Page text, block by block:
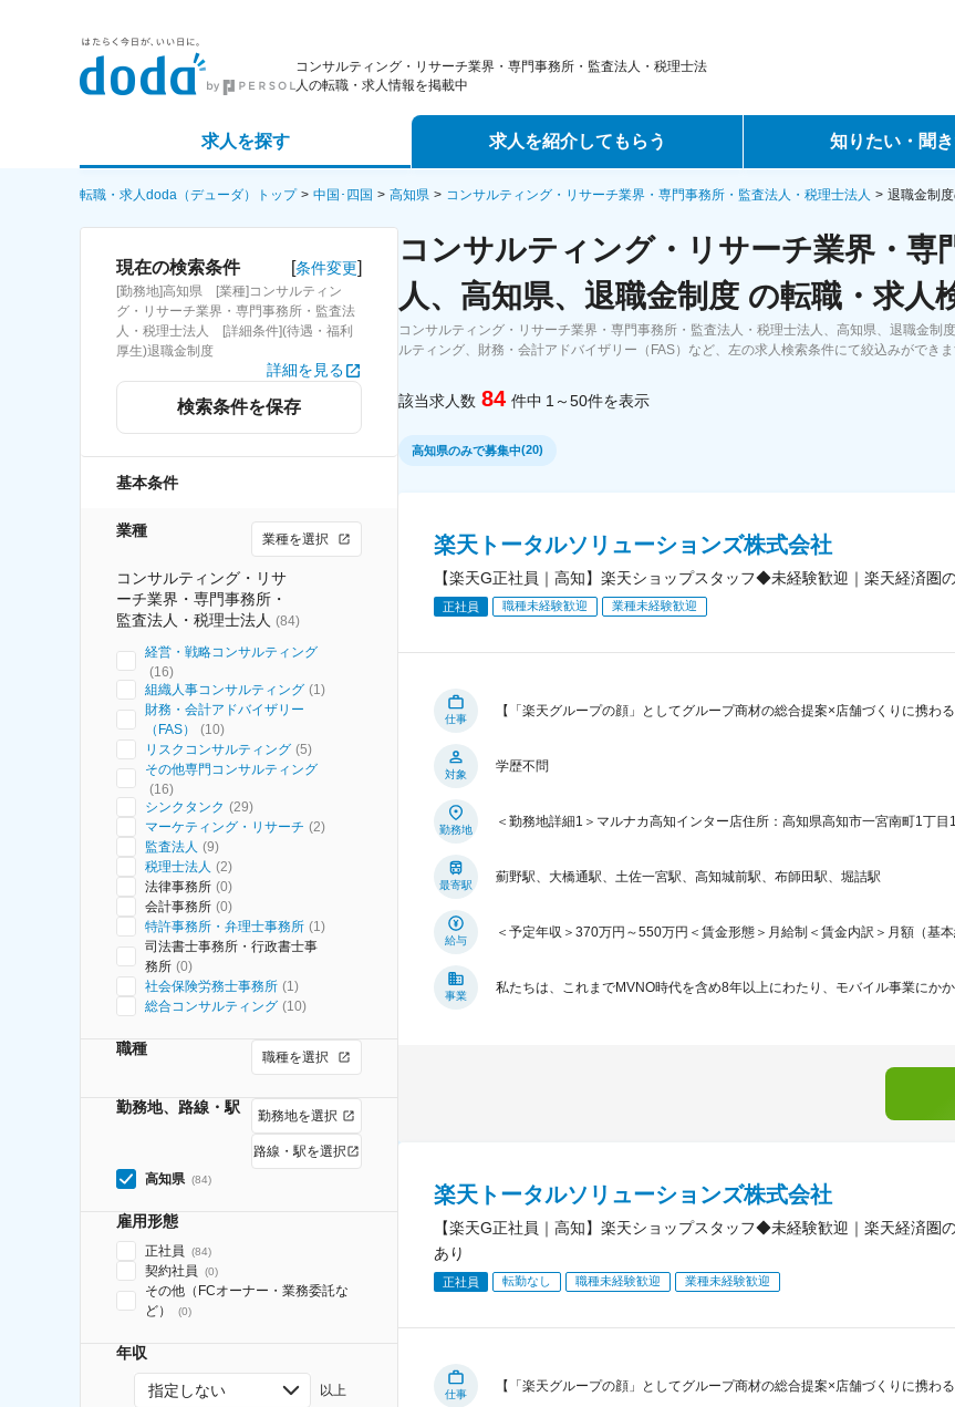
コンサルティング・リサーチ業界・専門事務所・監査法人・税理士法
人の転職・求人情報を掲載中
求人を探す
詳細条件から探す
求人特集から探す
求人を紹介してもらう
エージェントサービス
スカウトサービス
パートナーエージェントサービス
知りたい・聞
転職ノウハウ
データで見る転職
コラム・インタビュー
転職Q&A
転職・求人doda（デューダ）トップ 中国･四国 高知県 コンサルティング・リサーチ業界・専門事務所・監査法人・税理士法人 退職金制
現在の検索条件 [条件変更]
[勤務地]高知県 [業種]コンサルティン
グ・リサーチ業界・専門事務所・監査法
人・税理士法人 [詳細条件](待遇・福利
厚生)退職金制度
詳細を見る
検索条件を保存
基本条件
業種 業種を選択
コンサルティング・リサ
ーチ業界・専門事務所・
監査法人・税理士法人 (84)
経営・戦略コンサルティング
(16)
組織人事コンサルティング (1)
財務・会計アドバイザリー
（FAS）
(10)
リスクコンサルティング (5)
その他専門コンサルティング
(16)
シンクタンク (29)
マーケティング・リサーチ (2)
監査法人 (9)
税理士法人 (2)
法律事務所 (0)
会計事務所 (0)
特許事務所・弁理士事務所 (1)
司法書士事務所・行政書士事
務所 (0)
社会保険労務士事務所 (1)
総合コンサルティング (10)
職種 職種を選択
勤務地、路線・駅 勤務地を選択
路線・駅を選択
高知県 (84)
雇用形態
正社員 (84)
契約社員 (0)
その他（FCオーナー・業務委託な
ど）
(0)
年収
指定しない 以上
コンサルティング・リサーチ業界・専
人、高知県、退職金制度 の転職・求人
コンサルティング・リサーチ業界・専門事務所・監査法人・税理士法人、高知県、退職金
ルティング、財務・会計アドバイザリー（FAS）など、左の求人検索条件にて絞込みができま
該当求人数 84 件中 1～50件を表示
高知県のみで募集中(20)
楽天トータルソリューションズ株式会社
【楽天G正社員｜高知】楽天ショップスタッフ◆未経験歓迎｜楽天経済圏
正社員 職種未経験歓迎 業種未経験歓迎
仕事
【「楽天グループの顔」としてグループ商材の総合提案×店舗づくりに携わ
対象
学歴不問
勤務地
＜勤務地詳細1＞マルナカ高知インター店住所：高知県高知市一宮南町1丁目
最寄駅
薊野駅、大橋通駅、土佐一宮駅、高知城前駅、布師田駅、堀詰駅
給与
＜予定年収＞370万円～550万円＜賃金形態＞月給制＜賃金内訳＞月額（基
事業
私たちは、これまでMVNO時代を含め8年以上にわたり、モバイル事業にか
楽天トータルソリューションズ株式会社
【楽天G正社員｜高知】楽天ショップスタッフ◆未経験歓迎｜楽天経済圏
あり
正社員 転勤なし 職種未経験歓迎 業種未経験歓迎
仕事
【「楽天グループの顔」としてグループ商材の総合提案×店舗づくりに携わ